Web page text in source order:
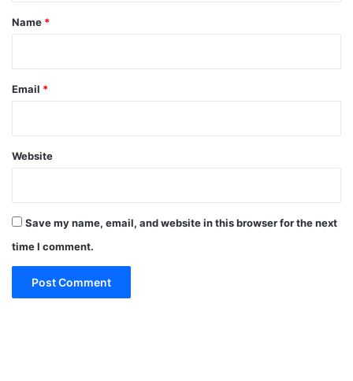
*
Name *
Email *
Website
Save my name, email, and website in this browser for the next
time I comment.